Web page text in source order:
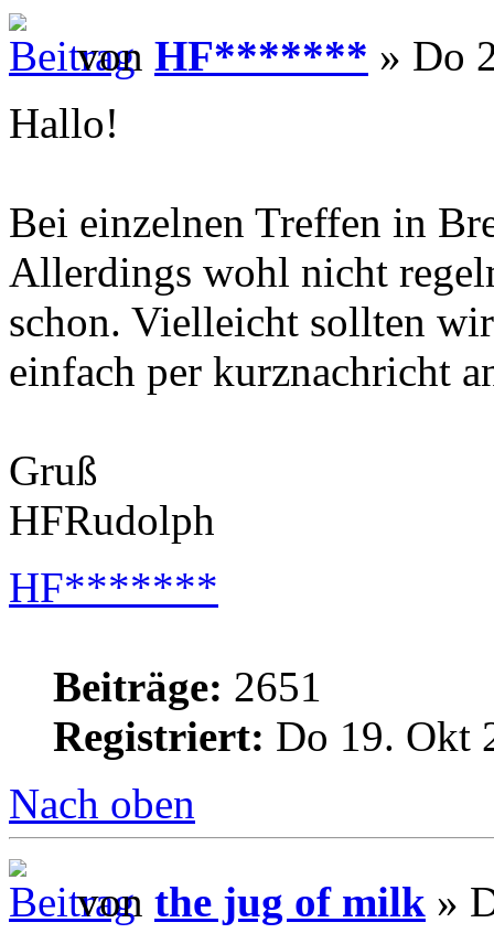
von HF******* » Do
Hallo!
Bei einzelnen Treffen in
Allerdings wohl nicht
schon. Vielleicht sollten
einfach per kurznachricht
Gruß
HFRudolph
HF*******
Beiträge: 2651
Registriert: Do 19. Okt
Nach oben
von the jug of milk »